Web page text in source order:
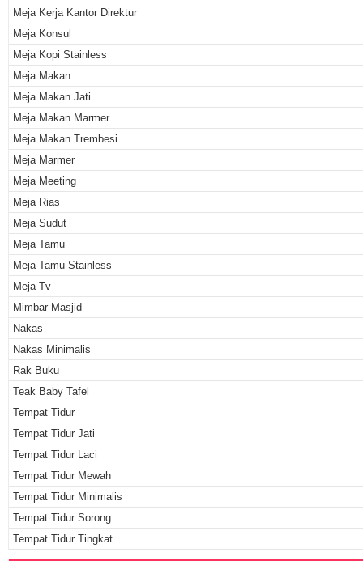
Meja Kerja Kantor Direktur
Meja Konsul
Meja Kopi Stainless
Meja Makan
Meja Makan Jati
Meja Makan Marmer
Meja Makan Trembesi
Meja Marmer
Meja Meeting
Meja Rias
Meja Sudut
Meja Tamu
Meja Tamu Stainless
Meja Tv
Mimbar Masjid
Nakas
Nakas Minimalis
Rak Buku
Teak Baby Tafel
Tempat Tidur
Tempat Tidur Jati
Tempat Tidur Laci
Tempat Tidur Mewah
Tempat Tidur Minimalis
Tempat Tidur Sorong
Tempat Tidur Tingkat